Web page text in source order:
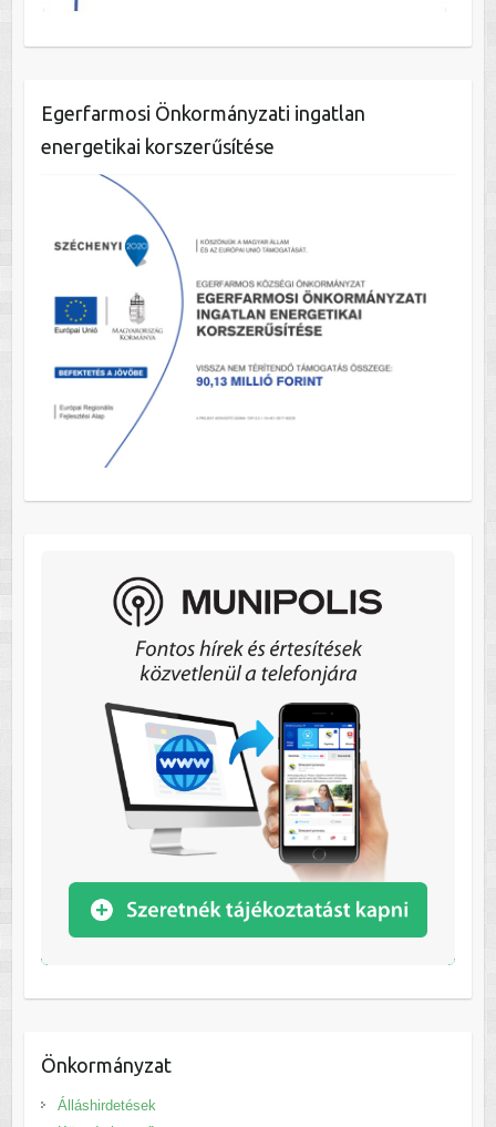
Egerfarmosi Önkormányzati ingatlan
energetikai korszerűsítése
Önkormányzat
Álláshirdetések